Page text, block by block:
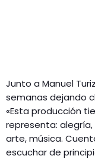
Junto a Manuel
semanas dejando
«Esta producción
representa:
arte, música.
escuchar de